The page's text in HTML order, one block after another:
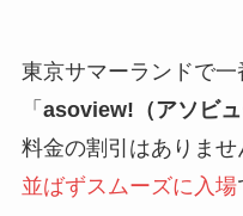
東京サマーランドで
「 asoview!（アソビュ
料金の割引はありませ
並ばずスムーズに入場